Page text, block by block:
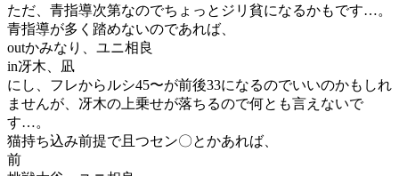
ただ、青指導次第なのでちょっとジリ貧になるかもです…。
青指導が多く踏めないのであれば、
outかみなり、ユニ相良
in冴木、凪
にし、フレからルシ45〜が前後33になるのでいいのかもしれ
ませんが、冴木の上乗せが落ちるので何とも言えないで
す…。
猫持ち込み前提で且つセン〇とかあれば、
前